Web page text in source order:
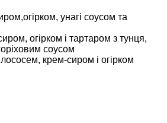
унагі соусом та
огірком і тартаром з тунця,
соусом
крем-сиром і огірком